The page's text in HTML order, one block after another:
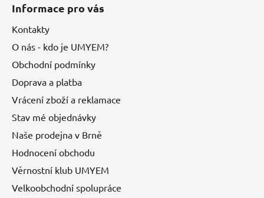
Informace pro vás
Kontakty
O nás - kdo je UMYEM?
Obchodní podmínky
Doprava a platba
Vrácení zboží a reklamace
Stav mé objednávky
Naše prodejna v Brně
Hodnocení obchodu
Věrnostní klub UMYEM
Velkoobchodní spolupráce